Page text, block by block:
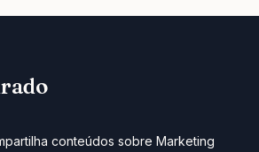
conteúdos sobre Marketing